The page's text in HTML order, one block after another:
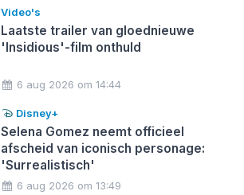
Video's
Laatste trailer van gloednieuwe
'Insidious'-film onthuld
6 aug 2026 om 14:44
Disney+
Selena Gomez neemt officieel
afscheid van iconisch personage:
'Surrealistisch'
6 aug 2026 om 13:49